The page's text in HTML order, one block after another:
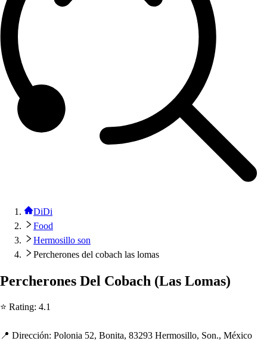
DiDi
Food
Hermosillo son
Percherones del cobach las lomas
Percherones Del Cobach (Las Lomas)
⭐ Rating: 4.1
📍 Dirección: Polonia 52, Bonita, 83293 Hermosillo, Son., México